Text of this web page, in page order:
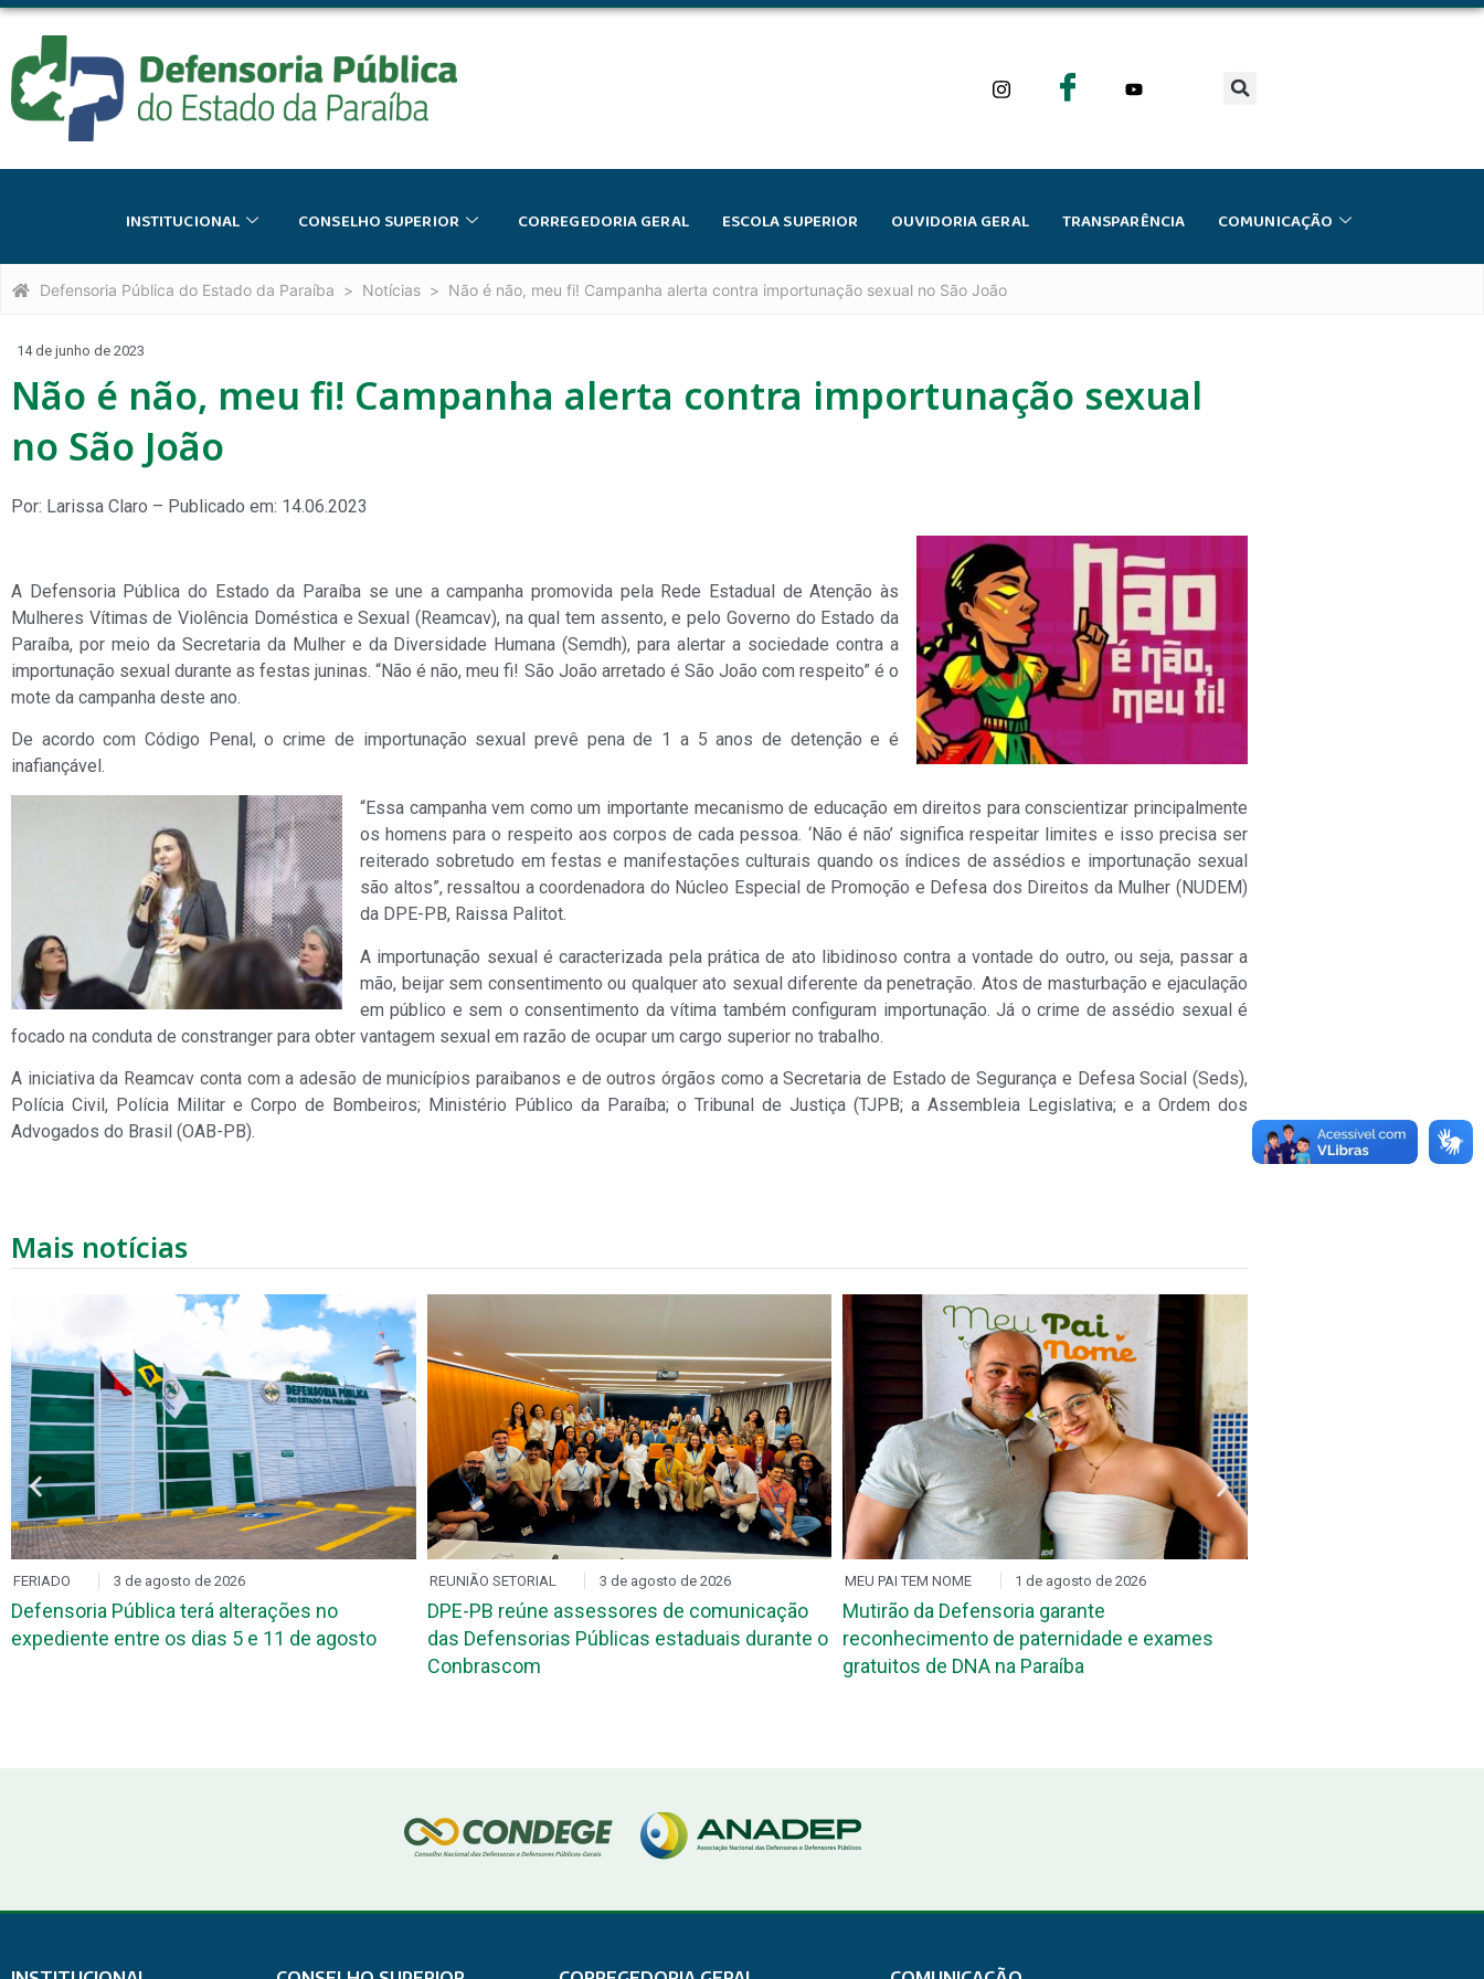
INSTITUCIONAL CONSELHO SUPERIOR CORREGEDORIA GERAL ESCOLA SUPERIOR OUVIDORIA GERAL TRANSPARÊNCIA COMUNICAÇÃO
Defensoria Pública do Estado da Paraíba Notícias Não é não, meu fi! Campanha alerta contra importunação sexual no São João
14 de junho de 2023
Não é não, meu fi! Campanha alerta contra importunação sexual
no São João
Por: Larissa Claro – Publicado em: 14.06.2023
A Defensoria Pública do Estado da Paraíba se une a campanha promovida pela Rede Estadual de Atenção às
Mulheres Vítimas de Violência Doméstica e Sexual (Reamcav), na qual tem assento, e pelo Governo do Estado da
Paraíba, por meio da Secretaria da Mulher e da Diversidade Humana (Semdh), para alertar a sociedade contra a
importunação sexual durante as festas juninas. “Não é não, meu fi! São João arretado é São João com respeito” é o
mote da campanha deste ano.
De acordo com Código Penal, o crime de importunação sexual prevê pena de 1 a 5 anos de detenção e é
inafiançável.
“Essa campanha vem como um importante mecanismo de educação em direitos para conscientizar principalmente
os homens para o respeito aos corpos de cada pessoa. ‘Não é não’ significa respeitar limites e isso precisa ser
reiterado sobretudo em festas e manifestações culturais quando os índices de assédios e importunação sexual
são altos”, ressaltou a coordenadora do Núcleo Especial de Promoção e Defesa dos Direitos da Mulher (NUDEM)
da DPE-PB, Raissa Palitot.
A importunação sexual é caracterizada pela prática de ato libidinoso contra a vontade do outro, ou seja, passar a
mão, beijar sem consentimento ou qualquer ato sexual diferente da penetração. Atos de masturbação e ejaculação
em público e sem o consentimento da vítima também configuram importunação. Já o crime de assédio sexual é
focado na conduta de constranger para obter vantagem sexual em razão de ocupar um cargo superior no trabalho.
A iniciativa da Reamcav conta com a adesão de municípios paraibanos e de outros órgãos como a Secretaria de Estado de Segurança e Defesa Social (Seds),
Polícia Civil, Polícia Militar e Corpo de Bombeiros; Ministério Público da Paraíba; o Tribunal de Justiça (TJPB; a Assembleia Legislativa; e a Ordem dos
Advogados do Brasil (OAB-PB).
Mais notícias
FERIADO 3 de agosto de 2026
Defensoria Pública terá alterações no
expediente entre os dias 5 e 11 de agosto
REUNIÃO SETORIAL 3 de agosto de 2026
DPE-PB reúne assessores de comunicação
das Defensorias Públicas estaduais durante o
Conbrascom
MEU PAI TEM NOME 1 de agosto de 2026
Mutirão da Defensoria garante
reconhecimento de paternidade e exames
gratuitos de DNA na Paraíba